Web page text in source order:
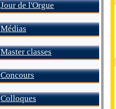
Jour de l'Orgue
Médias
Master classes
Concours
Colloques